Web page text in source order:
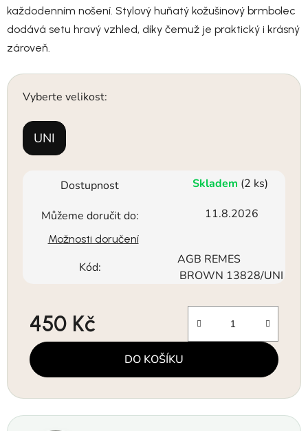
každodenním nošení. Stylový huňatý kožušinový brmbolec
dodává setu hravý vzhled, díky čemuž je praktický i krásný
zároveň.
Vyberte velikost:
UNI
Dostupnost Skladem (2 ks)
Můžeme doručit do: 11.8.2026
Možnosti doručení
Kód:
AGB REMES
BROWN 13828/UNI
450 Kč
Měrná cena:
DO KOŠÍKU